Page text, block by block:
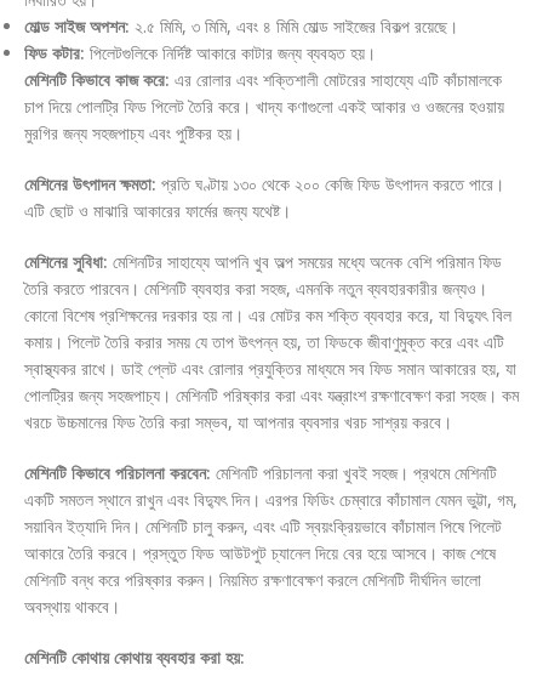
মোল্ড সাইজ অপশন: ২.৫ মিমি, ৩ মিমি, এবং ৪ মিমি মোল্ড সাইজের বিকল্প রয়েছে।
ফিড কটার: পিলেটগুলিকে নির্দিষ্ট আকারে কাটার জন্য ব্যবহৃত হয়।
মেশিনটি কিভাবে কাজ করে: এর রোলার এবং শক্তিশালী মোটরের সাহায্যে এটি কাঁচামালকে
চাপ দিয়ে পোলট্রি ফিড পিলেট তৈরি করে। খাদ্য কণাগুলো একই আকার ও ওজনের হওয়ায়
মুরগির জন্য সহজপাচ্য এবং পুষ্টিকর হয়।
মেশিনের উৎপাদন ক্ষমতা: প্রতি ঘণ্টায় ১৩০ থেকে ২০০ কেজি ফিড উৎপাদন করতে পারে।
এটি ছোট ও মাঝারি আকারের ফার্মের জন্য যথেষ্ট।
মেশিনের সুবিধা: মেশিনটির সাহায্যে আপনি খুব অল্প সময়ের মধ্যে অনেক বেশি পরিমান ফিড
তৈরি করতে পারবেন। মেশিনটি ব্যবহার করা সহজ, এমনকি নতুন ব্যবহারকারীর জন্যও।
কোনো বিশেষ প্রশিক্ষনের দরকার হয় না। এর মোটর কম শক্তি ব্যবহার করে, যা বিদ্যুৎ বিল
কমায়। পিলেট তৈরি করার সময় যে তাপ উৎপন্ন হয়, তা ফিডকে জীবাণুমুক্ত করে এবং এটি
স্বাস্থ্যকর রাখে। ডাই প্লেট এবং রোলার প্রযুক্তির মাধ্যমে সব ফিড সমান আকারের হয়, যা
পোলট্রির জন্য সহজপাচ্য। মেশিনটি পরিষ্কার করা এবং যন্ত্রাংশ রক্ষণাবেক্ষণ করা সহজ। কম
খরচে উচ্চমানের ফিড তৈরি করা সম্ভব, যা আপনার ব্যবসার খরচ সাশ্রয় করবে।
মেশিনটি কিভাবে পরিচালনা করবেন: মেশিনটি পরিচালনা করা খুবই সহজ। প্রথমে মেশিনটি
একটি সমতল স্থানে রাখুন এবং বিদ্যুৎ দিন। এরপর ফিডিং চেম্বারে কাঁচামাল যেমন ভুট্টা, গম,
সয়াবিন ইত্যাদি দিন। মেশিনটি চালু করুন, এবং এটি স্বয়ংক্রিয়ভাবে কাঁচামাল পিষে পিলেট
আকারে তৈরি করবে। প্রস্তুত ফিড আউটপুট চ্যানেল দিয়ে বের হয়ে আসবে। কাজ শেষে
মেশিনটি বন্ধ করে পরিষ্কার করুন। নিয়মিত রক্ষণাবেক্ষণ করলে মেশিনটি দীর্ঘদিন ভালো
অবস্থায় থাকবে।
মেশিনটি কোথায় কোথায় ব্যবহার করা হয়: